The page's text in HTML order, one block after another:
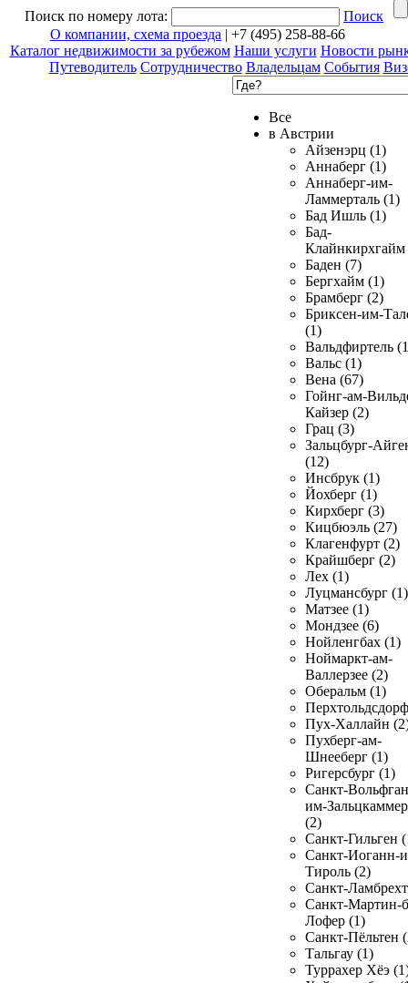
Поиск по номеру лота:
Поиск
О компании, схема проезда | +7 (495) 258-88-66
Каталог недвижимости за рубежом Наши услуги Новости
Путеводитель Сотрудничество Владельцам События
Все
в Австрии
Айзенэрц (1)
Аннаберг (1)
Аннаберг-им-
Ламмерталь (1)
Бад Ишль (1)
Бад-
Клайнкирхгайм
Баден (7)
Бергхайм (1)
Брамберг (2)
Бриксен-им-
(1)
Вальдфиртель
Вальс (1)
Вена (67)
Гойнг-ам-
Кайзер (2)
Грац (3)
Зальцбург-
(12)
Инсбрук (1)
Йохберг (1)
Кирхберг (3)
Кицбюэль (27)
Клагенфурт (2)
Крайшберг (2)
Лех (1)
Луцмансбург (1)
Матзее (1)
Мондзее (6)
Нойленгбах (1)
Ноймаркт-ам-
Валлерзее (2)
Оберальм (1)
Пух-Халлайн
Пухберг-ам-
Шнееберг (1)
Ригерсбург (1)
Санкт-
им-
(2)
Санкт-Гильген
Санкт-Иоганн-
Тироль (2)
Санкт-
Санкт-Мартин-
Лофер (1)
Санкт-Пёльтен
Тальгау (1)
Туррахер Хёэ